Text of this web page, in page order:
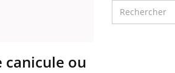
canicule ou